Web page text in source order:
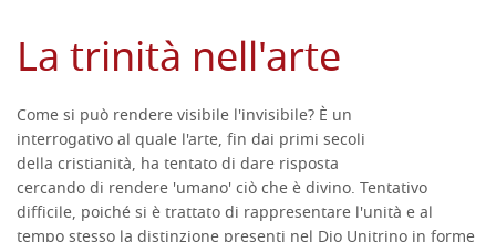
La trinità nell'arte
Come si può rendere visibile l'invisibile? È un
interrogativo al quale l'arte, fin dai primi secoli
della cristianità, ha tentato di dare risposta
cercando di rendere 'umano' ciò che è divino. Tentativo
difficile, poiché si è trattato di rappresentare l'unità e al